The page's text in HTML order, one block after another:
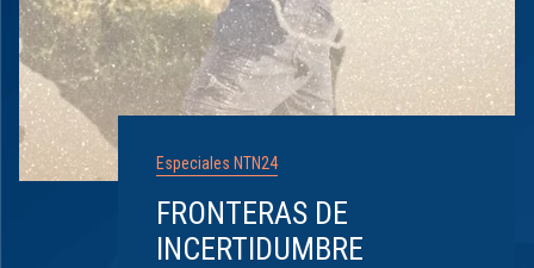
Especiales NTN24
FRONTERAS DE
INCERTIDUMBRE